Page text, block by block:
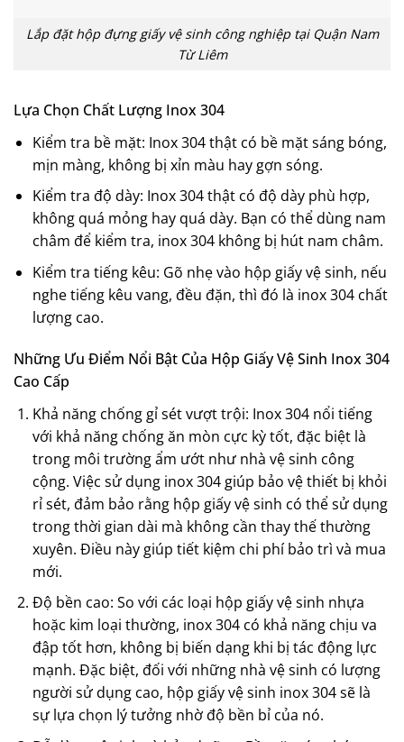
Lắp đặt hộp đựng giấy vệ sinh công nghiệp tại Quận Nam
Từ Liêm
Lựa Chọn Chất Lượng Inox 304
Kiểm tra bề mặt: Inox 304 thật có bề mặt sáng bóng,
mịn màng, không bị xỉn màu hay gợn sóng.
Kiểm tra độ dày: Inox 304 thật có độ dày phù hợp,
không quá mỏng hay quá dày. Bạn có thể dùng nam
châm để kiểm tra, inox 304 không bị hút nam châm.
Kiểm tra tiếng kêu: Gõ nhẹ vào hộp giấy vệ sinh, nếu
nghe tiếng kêu vang, đều đặn, thì đó là inox 304 chất
lượng cao.
Những Ưu Điểm Nổi Bật Của Hộp Giấy Vệ Sinh Inox 304
Cao Cấp
Khả năng chống gỉ sét vượt trội: Inox 304 nổi tiếng
với khả năng chống ăn mòn cực kỳ tốt, đặc biệt là
trong môi trường ẩm ướt như nhà vệ sinh công
cộng. Việc sử dụng inox 304 giúp bảo vệ thiết bị khỏi
rỉ sét, đảm bảo rằng hộp giấy vệ sinh có thể sử dụng
trong thời gian dài mà không cần thay thế thường
xuyên. Điều này giúp tiết kiệm chi phí bảo trì và mua
mới.
Độ bền cao: So với các loại hộp giấy vệ sinh nhựa
hoặc kim loại thường, inox 304 có khả năng chịu va
đập tốt hơn, không bị biến dạng khi bị tác động lực
mạnh. Đặc biệt, đối với những nhà vệ sinh có lượng
người sử dụng cao, hộp giấy vệ sinh inox 304 sẽ là
sự lựa chọn lý tưởng nhờ độ bền bỉ của nó.